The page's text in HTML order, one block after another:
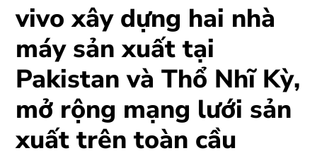
vivo xây dựng hai nhà
máy sản xuất tại
Pakistan và Thổ Nhĩ Kỳ,
mở rộng mạng lưới sản
xuất trên toàn cầu